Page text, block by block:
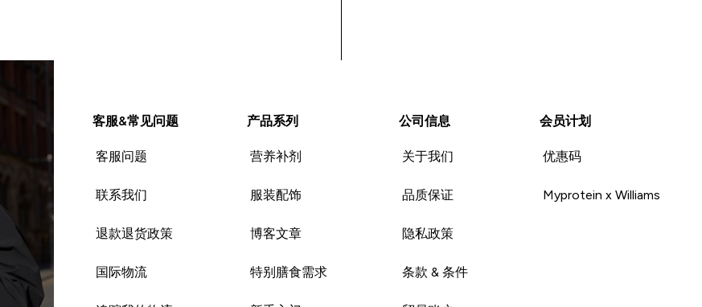
客服&常见问题
客服问题
联系我们
退款退货政策
国际物流
产品系列
营养补剂
服装配饰
博客文章
特别膳食需求
公司信息
关于我们
品质保证
隐私政策
条款 & 条件
会员计划
优惠码
Myprotein x Williams